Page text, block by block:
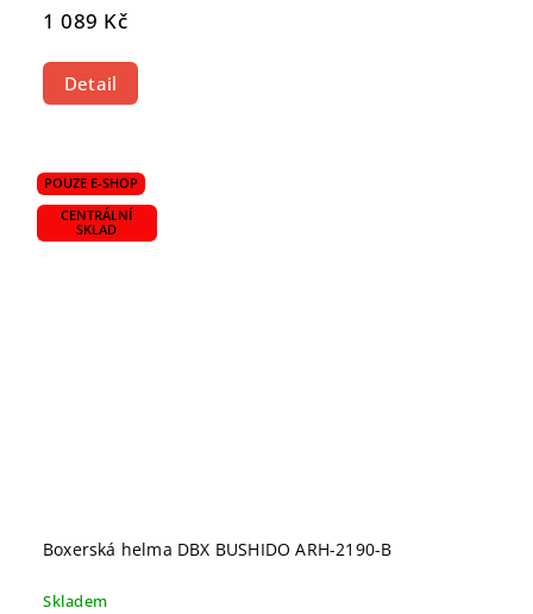
1 089 Kč
Detail
POUZE E-SHOP
CENTRÁLNÍ
SKLAD
Boxerská helma DBX BUSHIDO ARH-2190-B
Skladem